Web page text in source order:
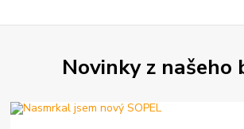
Novinky z našeho